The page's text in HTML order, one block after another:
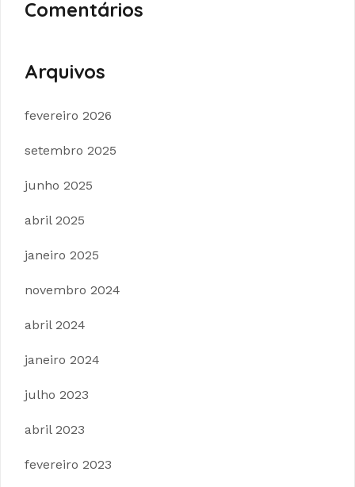
Comentários
Arquivos
fevereiro 2026
setembro 2025
junho 2025
abril 2025
janeiro 2025
novembro 2024
abril 2024
janeiro 2024
julho 2023
abril 2023
fevereiro 2023